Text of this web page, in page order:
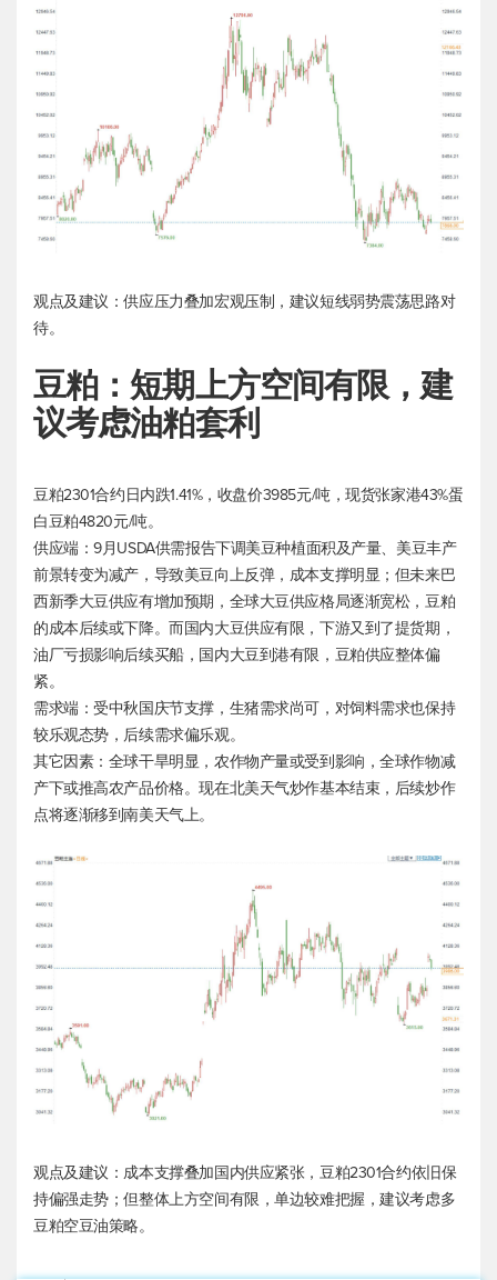
观点及建议：供应压力叠加宏观压制，建议短线弱势震荡思路对
待。
豆粕：短期上方空间有限，建
议考虑油粕套利
豆粕2301合约日内跌1.41%，收盘价3985元/吨，现货张家港43%蛋
白豆粕4820元/吨。
供应端：9月USDA供需报告下调美豆种植面积及产量、美豆丰产
前景转变为减产，导致美豆向上反弹，成本支撑明显；但未来巴
西新季大豆供应有增加预期，全球大豆供应格局逐渐宽松，豆粕
的成本后续或下降。而国内大豆供应有限，下游又到了提货期，
油厂亏损影响后续买船，国内大豆到港有限，豆粕供应整体偏
紧。
需求端：受中秋国庆节支撑，生猪需求尚可，对饲料需求也保持
较乐观态势，后续需求偏乐观。
其它因素：全球干旱明显，农作物产量或受到影响，全球作物减
产下或推高农产品价格。现在北美天气炒作基本结束，后续炒作
点将逐渐移到南美天气上。
观点及建议：成本支撑叠加国内供应紧张，豆粕2301合约依旧保
持偏强走势；但整体上方空间有限，单边较难把握，建议考虑多
豆粕空豆油策略。